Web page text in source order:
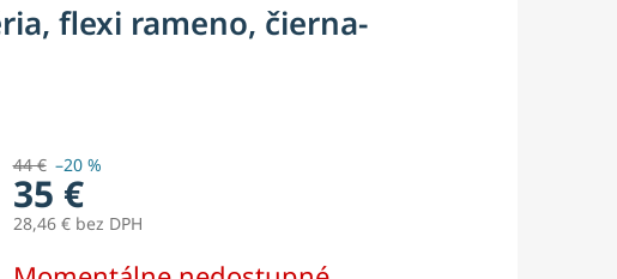
flexi rameno, čierna-
44 € –20 %
35 €
28,46 € bez DPH